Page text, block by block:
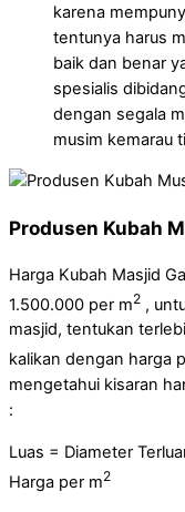
karena
tentunya harus
baik dan benar
spesialis
dengan segala
musim kemarau
Produsen Kubah
Harga Kubah Masjid
1.500.000 per m2 ,
masjid, tentukan
kalikan dengan harga
mengetahui kisaran
:
Luas = Diameter
Harga per m2